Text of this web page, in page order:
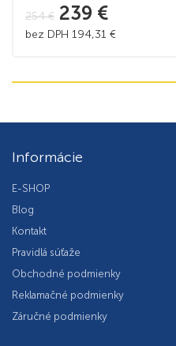
254€ 239 €
bez DPH 194,31 €
Informácie
E-SHOP
Blog
Kontakt
Pravidlá súťaže
Obchodné podmienky
Reklamačné podmienky
Záručné podmienky